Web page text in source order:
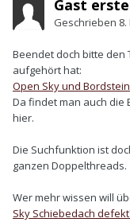
Gast
Geschrieben
Beendet doch bitte den
aufgehört hat:
Open Sky und Bordstein
Da findet man auch die
hier.
Die Suchfunktion ist
ganzen Doppelthreads.
Wer mehr wissen will
Sky Schiebedach